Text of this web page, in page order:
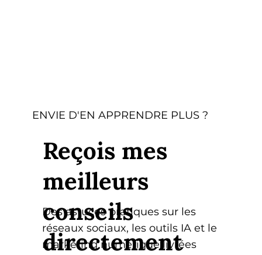
ENVIE D'EN APPRENDRE PLUS ?
Reçois mes
meilleurs
conseils
directement
Des astuces pratiques sur les
réseaux sociaux, les outils IA et le
marketing numérique livrées